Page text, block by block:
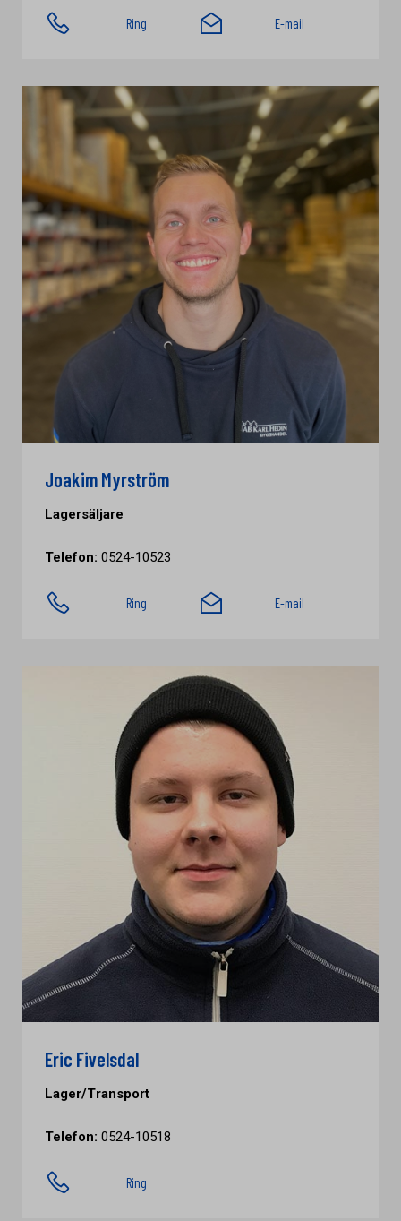
Ring E-mail
Joakim Myrström
Lagersäljare
Telefon: 0524-10523
Ring E-mail
Eric Fivelsdal
Lager/Transport
Telefon: 0524-10518
Ring